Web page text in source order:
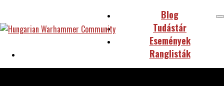
Blog
Tudástár
Események
Ranglisták